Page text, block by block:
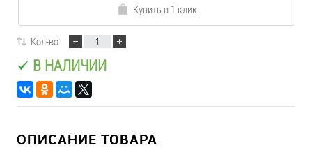
Купить в 1 клик
Кол-во:
В НАЛИЧИИ
ОПИСАНИЕ ТОВАРА